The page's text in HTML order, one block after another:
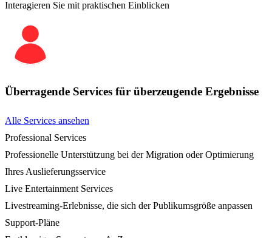
Interagieren Sie mit praktischen Einblicken
Überragende Services für überzeugende Ergebnisse
Alle Services ansehen
Professional Services
Professionelle Unterstützung bei der Migration oder Optimierung
Ihres Auslieferungsservice
Live Entertainment Services
Livestreaming-Erlebnisse, die sich der Publikumsgröße anpassen
Support-Pläne